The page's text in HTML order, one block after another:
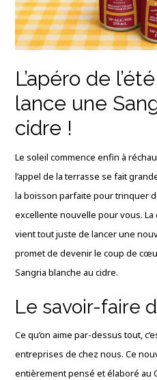
L’apéro de
lance une
cidre !
Le soleil commence enfin à
l’appel de la terrasse se fait
la boisson parfaite pour trinquer
excellente nouvelle pour vous.
vient tout juste de lancer une
promet de devenir le coup de
Sangria blanche au cidre.
Le savoir-faire
Ce qu’on aime par-dessus tout,
entreprises de chez nous.Ce
entièrement pensé et élaboré au